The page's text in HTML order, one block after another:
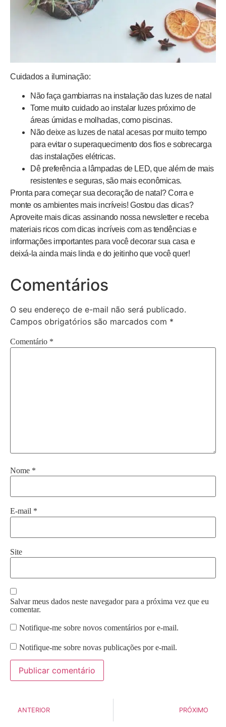
Cuidados a iluminação:
Não faça gambiarras na instalação das luzes de natal
Tome muito cuidado ao instalar luzes próximo de
áreas úmidas e molhadas, como piscinas.
Não deixe as luzes de natal acesas por muito tempo
para evitar o superaquecimento dos fios e sobrecarga
das instalações elétricas.
Dê preferência a lâmpadas de LED, que além de mais
resistentes e seguras, são mais econômicas.
Pronta para começar sua decoração de natal? Corra e
monte os ambientes mais incríveis! Gostou das dicas?
Aproveite mais dicas assinando nossa newsletter e receba
materiais ricos com dicas incríveis com as tendências e
informações importantes para você decorar sua casa e
deixá-la ainda mais linda e do jeitinho que você quer!
Comentários
O seu endereço de e-mail não será publicado.
Campos obrigatórios são marcados com *
Comentário *
Nome *
E-mail *
Site
Salvar meus dados neste navegador para a próxima vez que eu
comentar.
Notifique-me sobre novos comentários por e-mail.
Notifique-me sobre novas publicações por e-mail.
ANTERIOR PRÓXIMO